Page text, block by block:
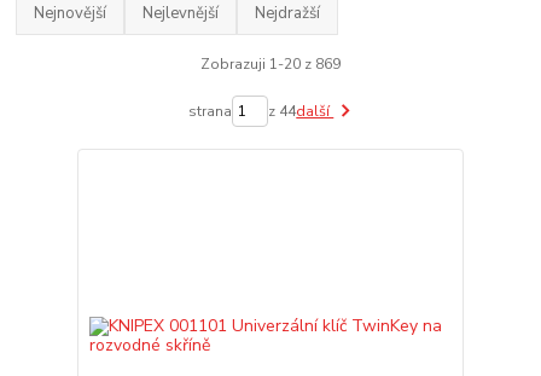
Nejnovější Nejlevnější Nejdražší
Zobrazuji 1-20 z 869
strana z 44další